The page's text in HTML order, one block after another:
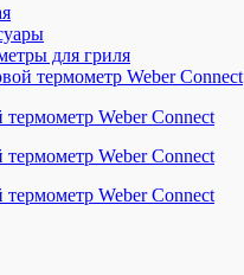
для гриля
термометр Weber Connect